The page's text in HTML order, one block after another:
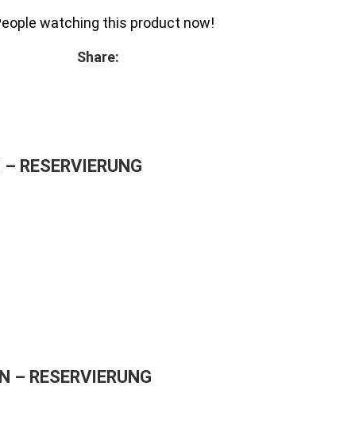
watching this product now!
Share:
RESERVIERUNG
– RESERVIERUNG